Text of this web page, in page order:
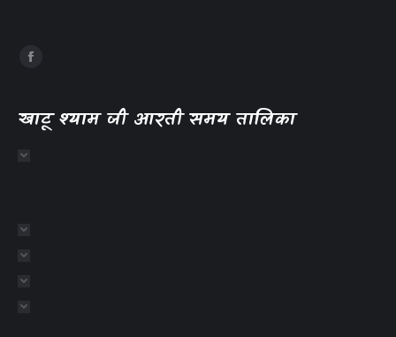
खाटू श्याम जी आरती समय तालिका